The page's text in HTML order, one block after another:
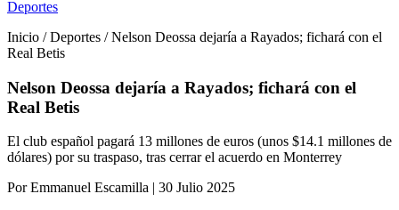
Deportes
Inicio / Deportes / Nelson Deossa dejaría a Rayados; fichará con el
Real Betis
Nelson Deossa dejaría a Rayados; fichará con el
Real Betis
El club español pagará 13 millones de euros (unos $14.1 millones de
dólares) por su traspaso, tras cerrar el acuerdo en Monterrey
Por Emmanuel Escamilla | 30 Julio 2025